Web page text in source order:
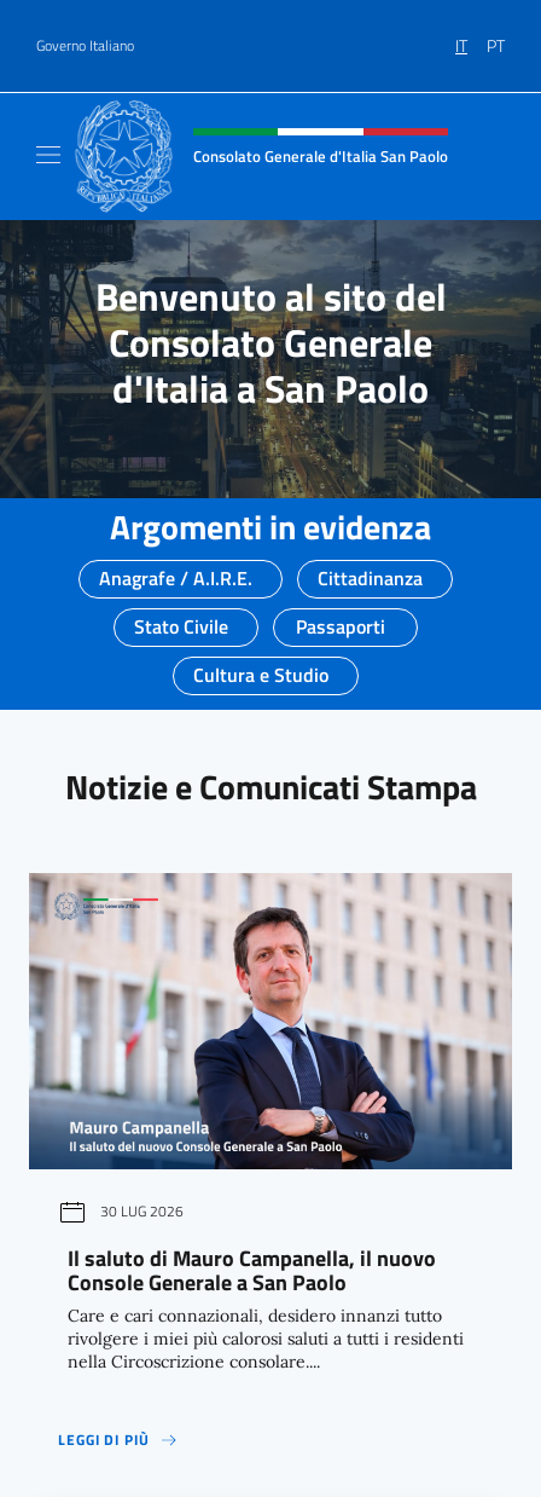
Governo Italiano IT PT
Intestazione sito, social e menù
Consolato Generale d'Italia San Paolo
Benvenuto al sito del
Consolato Generale
d'Italia a San Paolo
Argomenti in evidenza
Anagrafe / A.I.R.E.
Cittadinanza
Stato Civile
Passaporti
Cultura e Studio
Notizie e Comunicati Stampa
30 LUG 2026
Il saluto di Mauro Campanella, il nuovo
Console Generale a San Paolo
Care e cari connazionali, desidero innanzi tutto
rivolgere i miei più calorosi saluti a tutti i residenti
nella Circoscrizione consolare....
LEGGI DI PIÙ